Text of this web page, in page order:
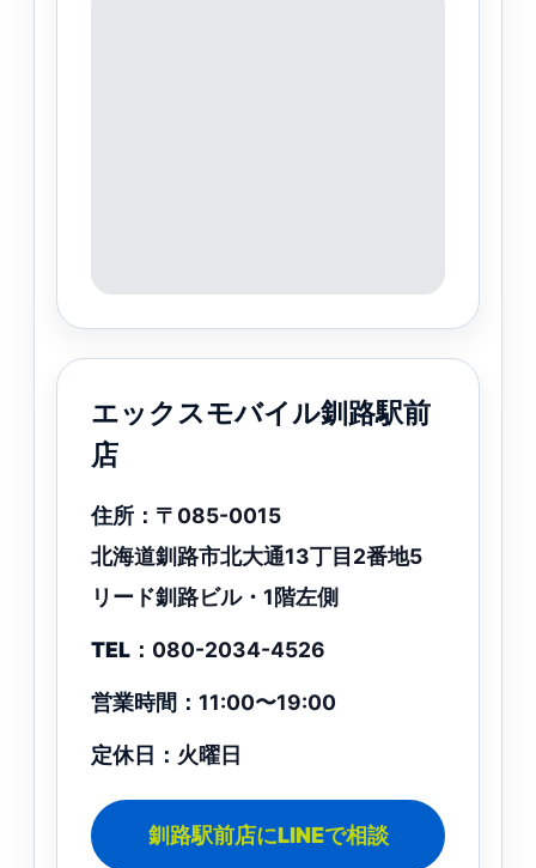
エックスモバイル釧路駅前
店
住所： 〒085-0015
北海道釧路市北大通13丁目2番地5
リード釧路ビル・1階左側
TEL： 080-2034-4526
営業時間： 11:00〜19:00
定休日： 火曜日
釧路駅前店にLINEで相談